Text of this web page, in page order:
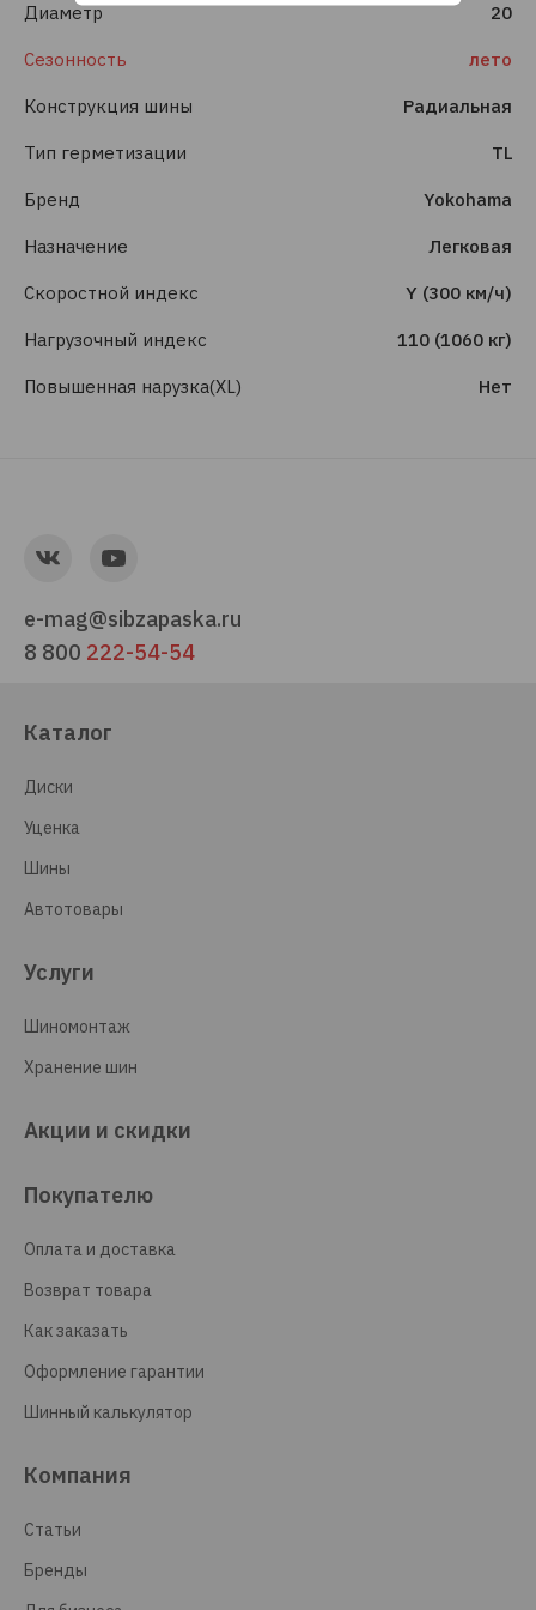
Диаметр 20
Сезонность лето
Конструкция шины Радиальная
Тип герметизации TL
Бренд Yokohama
Назначение Легковая
Скоростной индекс Y (300 км/ч)
Нагрузочный индекс 110 (1060 кг)
Повышенная нарузка(XL) Нет
e-mag@sibzapaska.ru
8 800 222-54-54
Каталог
Диски
Уценка
Шины
Автотовары
Услуги
Шиномонтаж
Хранение шин
Акции и скидки
Покупателю
Оплата и доставка
Возврат товара
Как заказать
Оформление гарантии
Шинный калькулятор
Компания
Статьи
Бренды